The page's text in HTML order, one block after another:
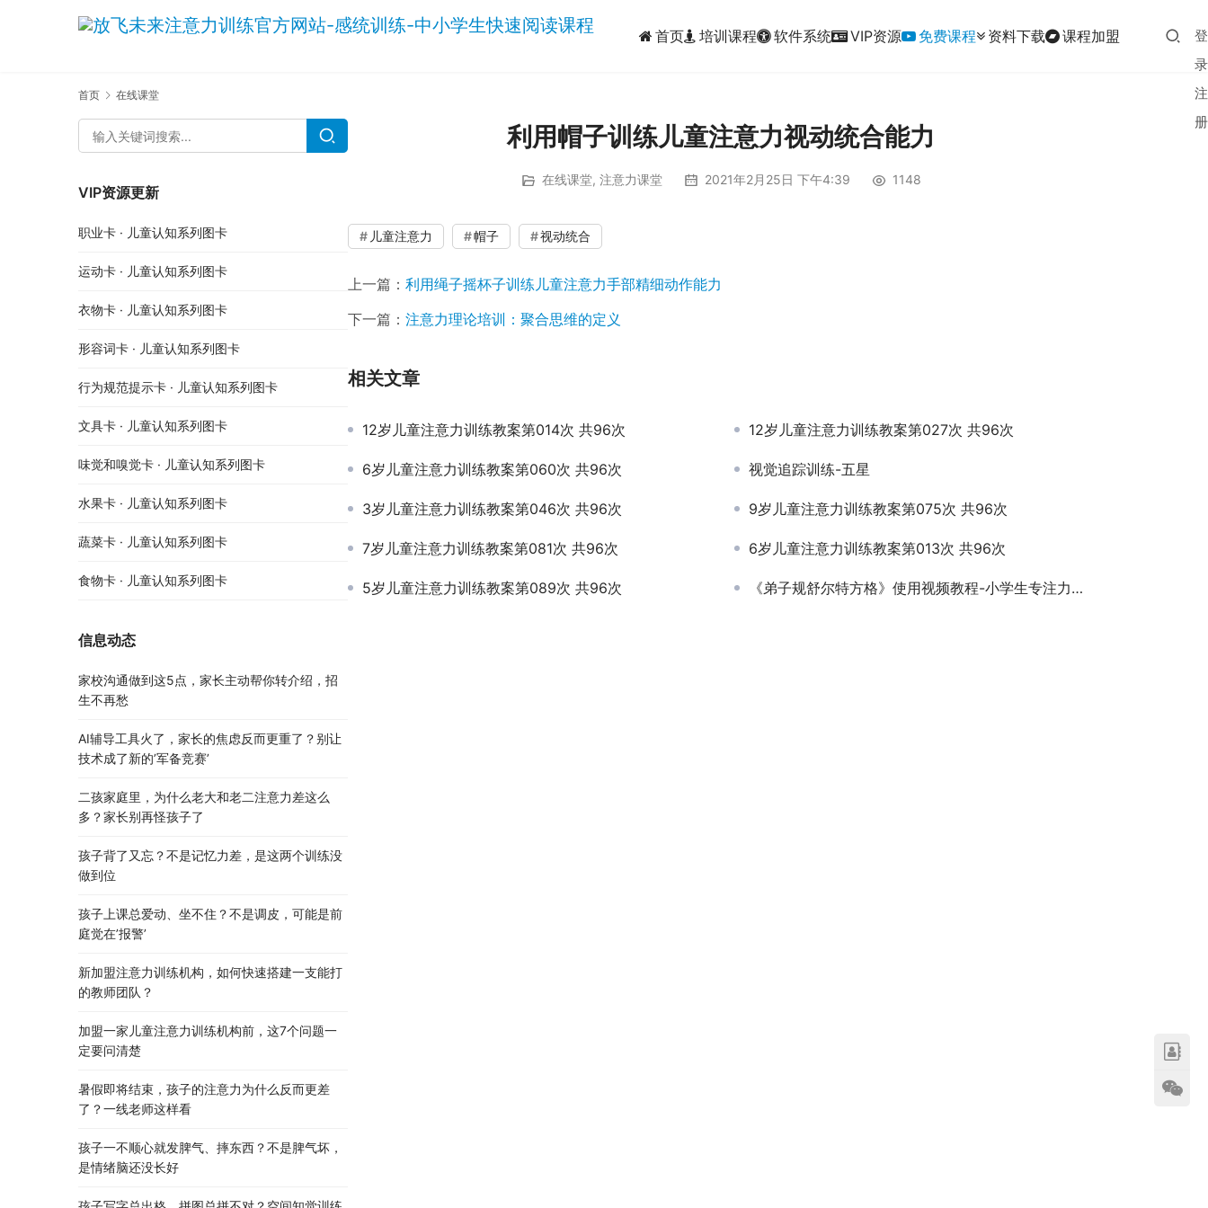
首页 培训课程 软件系统 VIP资源 免费课程 资料下载 课程加盟
登
录
注
册
首页 在线课堂
利用帽子训练儿童注意力视动统合能力
在线课堂, 注意力课堂 2021年2月25日 下午4:39 1148
儿童注意力 帽子 视动统合
上一篇： 利用绳子摇杯子训练儿童注意力手部精细动作能力
下一篇： 注意力理论培训：聚合思维的定义
相关文章
12岁儿童注意力训练教案第014次 共96次 12岁儿童注意力训练教案第027次 共96次
6岁儿童注意力训练教案第060次 共96次 视觉追踪训练-五星
3岁儿童注意力训练教案第046次 共96次 9岁儿童注意力训练教案第075次 共96次
7岁儿童注意力训练教案第081次 共96次 6岁儿童注意力训练教案第013次 共96次
5岁儿童注意力训练教案第089次 共96次 《弟子规舒尔特方格》使用视频教程-小学生专注力不集中
VIP资源更新
职业卡 · 儿童认知系列图卡
运动卡 · 儿童认知系列图卡
衣物卡 · 儿童认知系列图卡
形容词卡 · 儿童认知系列图卡
行为规范提示卡 · 儿童认知系列图卡
文具卡 · 儿童认知系列图卡
味觉和嗅觉卡 · 儿童认知系列图卡
水果卡 · 儿童认知系列图卡
蔬菜卡 · 儿童认知系列图卡
食物卡 · 儿童认知系列图卡
信息动态
家校沟通做到这5点，家长主动帮你转介绍，招
生不再愁
AI辅导工具火了，家长的焦虑反而更重了？别让
技术成了新的’军备竞赛’
二孩家庭里，为什么老大和老二注意力差这么
多？家长别再怪孩子了
孩子背了又忘？不是记忆力差，是这两个训练没
做到位
孩子上课总爱动、坐不住？不是调皮，可能是前
庭觉在’报警’
新加盟注意力训练机构，如何快速搭建一支能打
的教师团队？
加盟一家儿童注意力训练机构前，这7个问题一
定要问清楚
暑假即将结束，孩子的注意力为什么反而更差
了？一线老师这样看
孩子一不顺心就发脾气、摔东西？不是脾气坏，
是情绪脑还没长好